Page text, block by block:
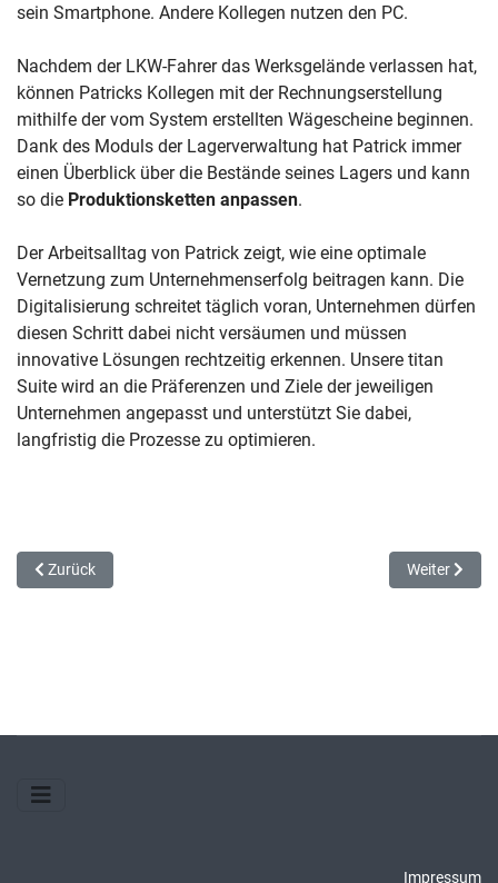
sein Smartphone. Andere Kollegen nutzen den PC.
Nachdem der LKW-Fahrer das Werksgelände verlassen hat,
können Patricks Kollegen mit der Rechnungserstellung
mithilfe der vom System erstellten Wägescheine beginnen.
Dank des Moduls der Lagerverwaltung hat Patrick immer
einen Überblick über die Bestände seines Lagers und kann
so die Produktionsketten anpassen.
Der Arbeitsalltag von Patrick zeigt, wie eine optimale
Vernetzung zum Unternehmenserfolg beitragen kann. Die
Digitalisierung schreitet täglich voran, Unternehmen dürfen
diesen Schritt dabei nicht versäumen und müssen
innovative Lösungen rechtzeitig erkennen. Unsere titan
Suite wird an die Präferenzen und Ziele der jeweiligen
Unternehmen angepasst und unterstützt Sie dabei,
langfristig die Prozesse zu optimieren.
Vorheriger Beitrag: Prozessoptimierung leicht gemacht - mit der
Zurück Nächster
Weiter
Impressum